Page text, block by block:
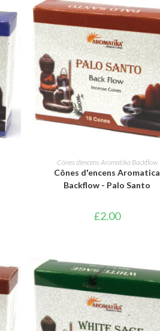
AJOUTER AU PANIER
Cônes d'encens Aromatika Backflow
Cônes d'encens Aromatica
Backflow - Palo Santo
£2.00